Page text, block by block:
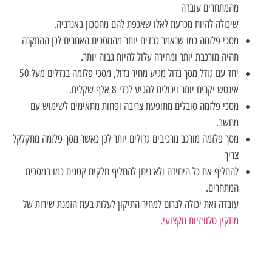
מהמתחרים עובדה
שיכולה להיות מכרעת לאלו שאכפת להם מחסכון באנרגיה.
מסכי פלזמה כמו שנאמר כבדים יותר מהמסכים האחרים לכן ההתקנה
תהיה מורכבת יותר ומחירה עלול להיות גבוה יותר.
יחד עם גודל מסך גדול מגיע מחיר גדול, מסכי פלזמה בגדלים מעל 50
אינטש יקרים יותר ויכולים להגיע לכדי 8 אלף שקלים.
מסכי פלזמה סובלים מתופעת צריבה ופחות מתאימים לשימוש עם
מחשב.
מסך פלזמה מורכב מרכיבים גדולים יותר לכן כאשר מסך פלזמה מתקלקל
צריך
להחליף את כל היחידה ולא ניתן להחליף חלקים קטנים כמו במסכים
המתחרים.
עובדה זאת יכולה לגרום למחיר התיקון לעלות בעת הזמנת שירות של
מתקין טלוויזיות מקצועי.